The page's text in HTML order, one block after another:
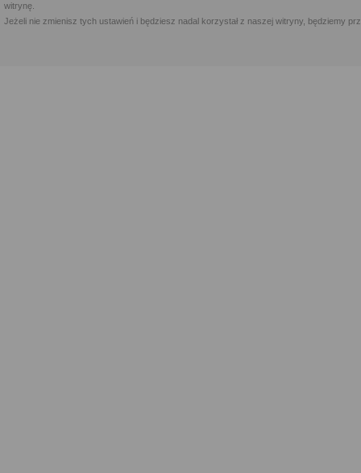
witrynę.
Jeżeli nie zmienisz tych ustawień i będziesz nadal korzystał z naszej witryny, będziemy